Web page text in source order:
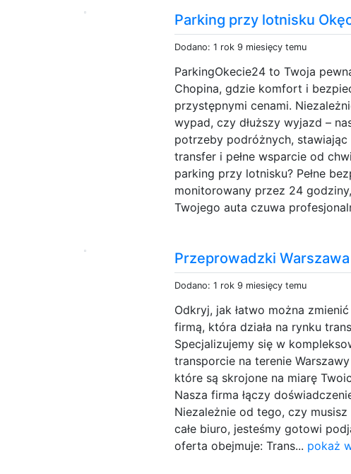
Parking przy lotnisku
Dodano: 1 rok 9 miesięcy temu
ParkingOkecie24 to Twoja
Chopina, gdzie komfort i
przystępnymi cenami.
wypad, czy dłuższy wyjazd –
potrzeby podróżnych,
transfer i pełne wsparcie od
parking przy lotnisku? Pełne
monitorowany przez 24
Twojego auta czuwa
Przeprowadzki Warszawa
Dodano: 1 rok 9 miesięcy temu
Odkryj, jak łatwo można
firmą, która działa na rynku
Specjalizujemy się w
transporcie na terenie
które są skrojone na miarę
Nasza firma łączy
Niezależnie od tego, czy
całe biuro, jesteśmy gotowi
oferta obejmuje: Trans... pokaż